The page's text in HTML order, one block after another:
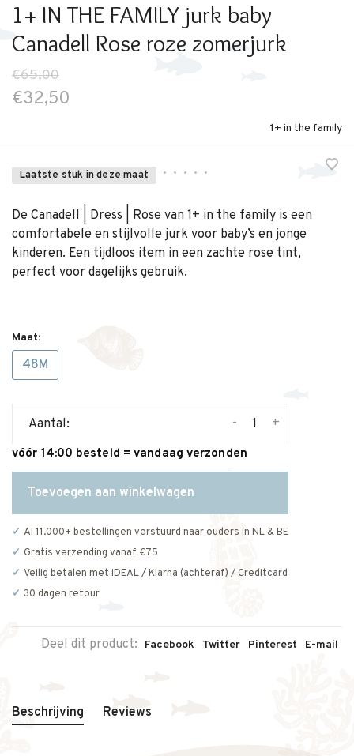
1+ IN THE FAMILY jurk baby
Canadell Rose roze zomerjurk
€65,00
€32,50
1+ in the family
Laatste stuk in deze maat • • • • •
De Canadell | Dress | Rose van 1+ in the family is een
comfortabele en stijlvolle jurk voor baby’s en jonge
kinderen. Een tijdloos item in een zachte rose tint,
perfect voor dagelijks gebruik.
Maat:
48M
Aantal: +
-
vóór 14:00 besteld = vandaag verzonden
Toevoegen aan winkelwagen
Al 11.000+ bestellingen verstuurd naar ouders in NL & BE
Gratis verzending vanaf €75
Veilig betalen met iDEAL / Klarna (achteraf) / Creditcard
30 dagen retour
Deel dit product: Facebook Twitter Pinterest E-mail
Beschrijving Reviews